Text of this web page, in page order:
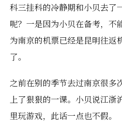
科三挂科的冷静期和小贝去了
呢？一是因为小贝在备考，不
为南京的机票已经是昆明往返
了。
之前在别的季节去过南京很多
上了狠狠的一课。小贝说江
里玩游戏，此话一点也不假。